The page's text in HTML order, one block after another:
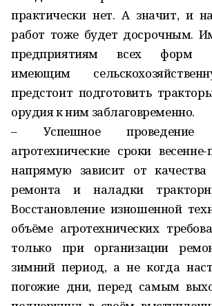
практически нет. А значит, и
работ тоже будет досрочным.
предприятиям всех форм
имеющим
предстоит подготовить
орудия к ним заблаговременно.
– Успешное
агротехнические сроки
напрямую зависит от качества
ремонта и наладки
Восстановление изношенной
объёме агротехнических
только при организации
зимний период, а не когда
погожие дни, перед самым